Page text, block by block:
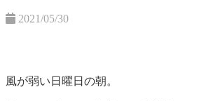
2021/05/30
風が弱い日曜日の朝。